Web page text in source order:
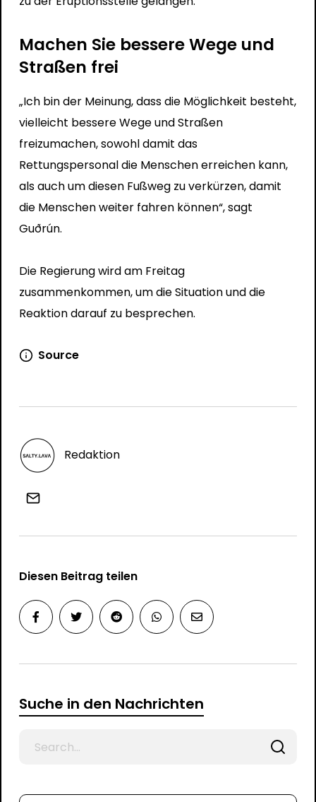
Machen Sie bessere Wege und
Straßen frei
„Ich bin der Meinung, dass die Möglichkeit besteht,
vielleicht bessere Wege und Straßen
freizumachen, sowohl damit das
Rettungspersonal die Menschen erreichen kann,
als auch um diesen Fußweg zu verkürzen, damit
die Menschen weiter fahren können“, sagt
Guðrún.
Die Regierung wird am Freitag
zusammenkommen, um die Situation und die
Reaktion darauf zu besprechen.
Source
Redaktion
Diesen Beitrag teilen
Suche in den Nachrichten